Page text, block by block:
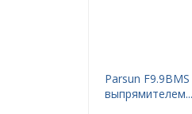
Parsun F9.9BMS
выпрямителем...